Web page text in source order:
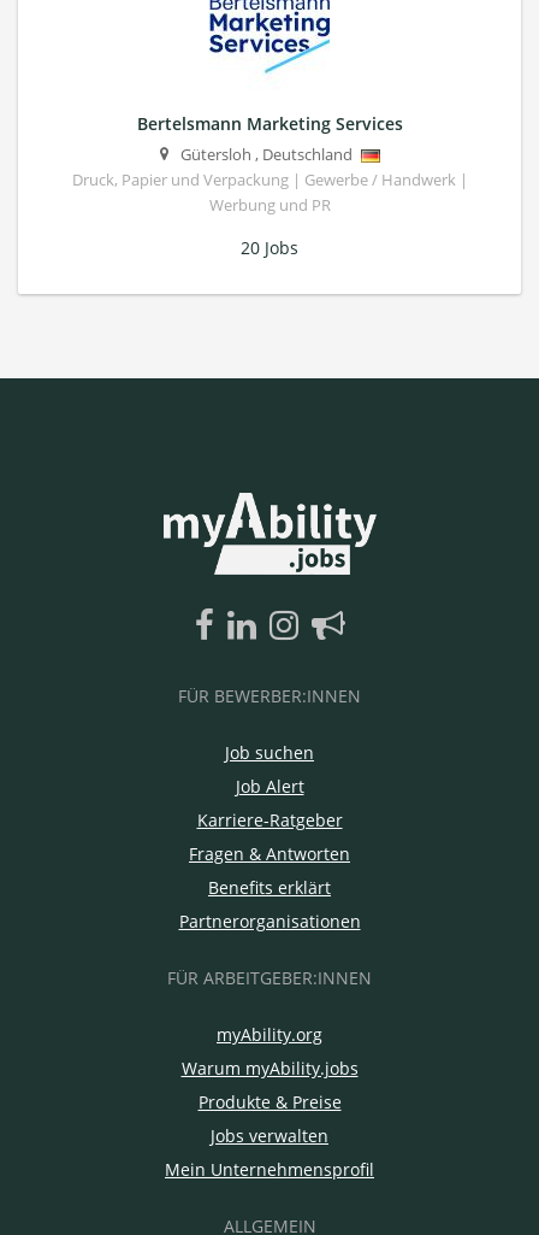
Bertelsmann Marketing Services
Gütersloh , Deutschland
Druck, Papier und Verpackung | Gewerbe / Handwerk |
Werbung und PR
20 Jobs
FÜR BEWERBER:INNEN
Job suchen
Job Alert
Karriere-Ratgeber
Fragen & Antworten
Benefits erklärt
Partnerorganisationen
FÜR ARBEITGEBER:INNEN
myAbility.org
Warum myAbility.jobs
Produkte & Preise
Jobs verwalten
Mein Unternehmensprofil
ALLGEMEIN